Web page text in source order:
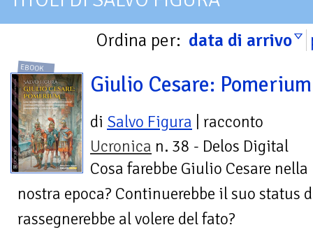
Ordina per: data di arrivo
EBOOK
Giulio Cesare: Pomerium
di Salvo Figura | racconto
Ucronica n. 38 - Delos Digital
Cosa farebbe Giulio Cesare nella
nostra epoca? Continuerebbe il suo status
rassegnerebbe al volere del fato?